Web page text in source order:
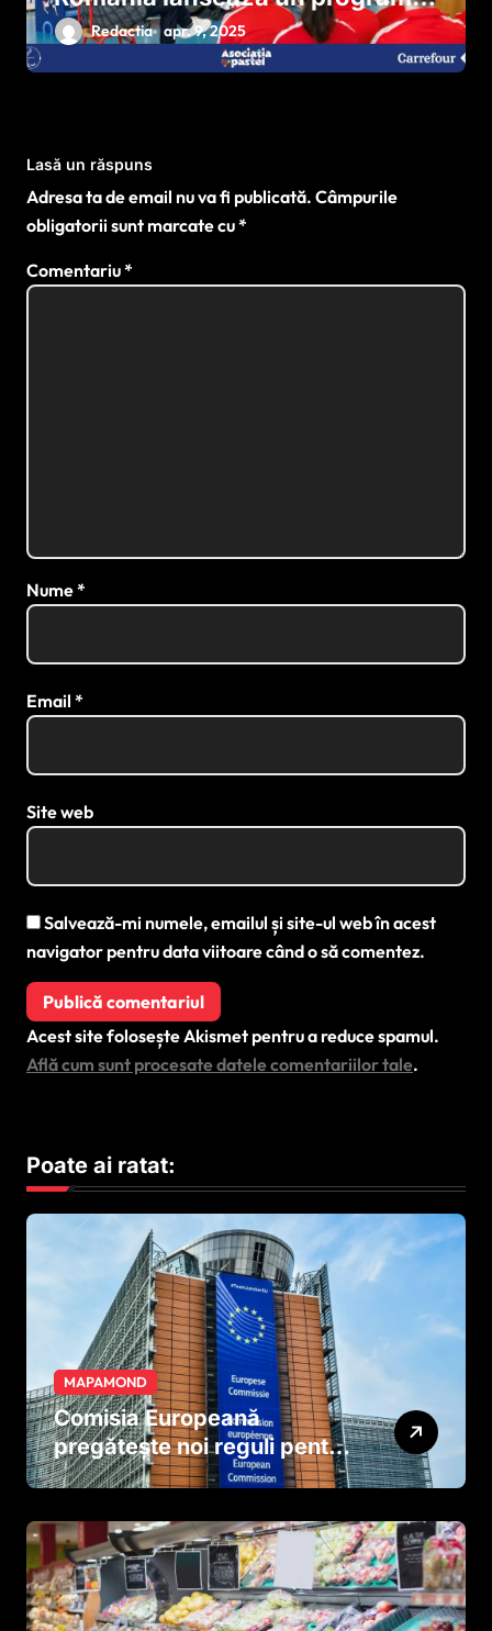
național pentru dezvoltarea
sportului paralimpic
Redactia apr. 9, 2025
Lasă un răspuns
Adresa ta de email nu va fi publicată. Câmpurile
obligatorii sunt marcate cu*
Comentariu*
Nume*
Email *
Site web
Salvează-mi numele, emailul și site-ul web în acest
navigator pentru data viitoare când o să comentez.
Acest site folosește Akismet pentru a reduce spamul.
Află cum sunt procesate datele comentariilor tale.
Poate ai ratat:
MAPAMOND
Comisia Europeană
pregătește noi reguli pentru
tutun și țigările electronice